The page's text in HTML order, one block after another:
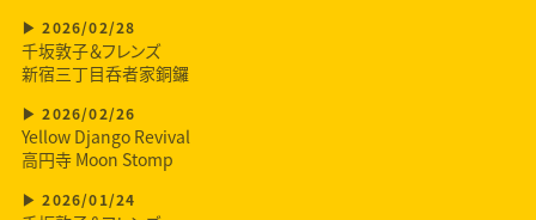
2026/02/28
千坂敦子＆フレンズ
新宿三丁目呑者家銅鑼
2026/02/26
Yellow Django Revival
高円寺 Moon Stomp
2026/01/24